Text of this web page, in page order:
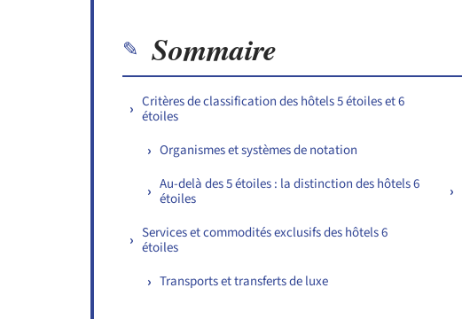
Sommaire
Critères de classification des hôtels 5 étoiles et 6
étoiles
Organismes et systèmes de notation
Au-delà des 5 étoiles : la distinction des hôtels 6
étoiles
Services et commodités exclusifs des hôtels 6
étoiles
Transports et transferts de luxe